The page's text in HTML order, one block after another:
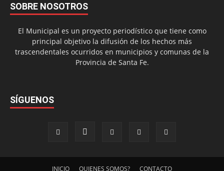
SOBRE NOSOTROS
El Municipal es un proyecto periodístico que tiene como
principal objetivo la difusión de los hechos más
trascendentales ocurridos en municipios y comunas de la
Provincia de Santa Fe.
SÍGUENOS
INICIO QUIENES SOMOS? CONTACTO